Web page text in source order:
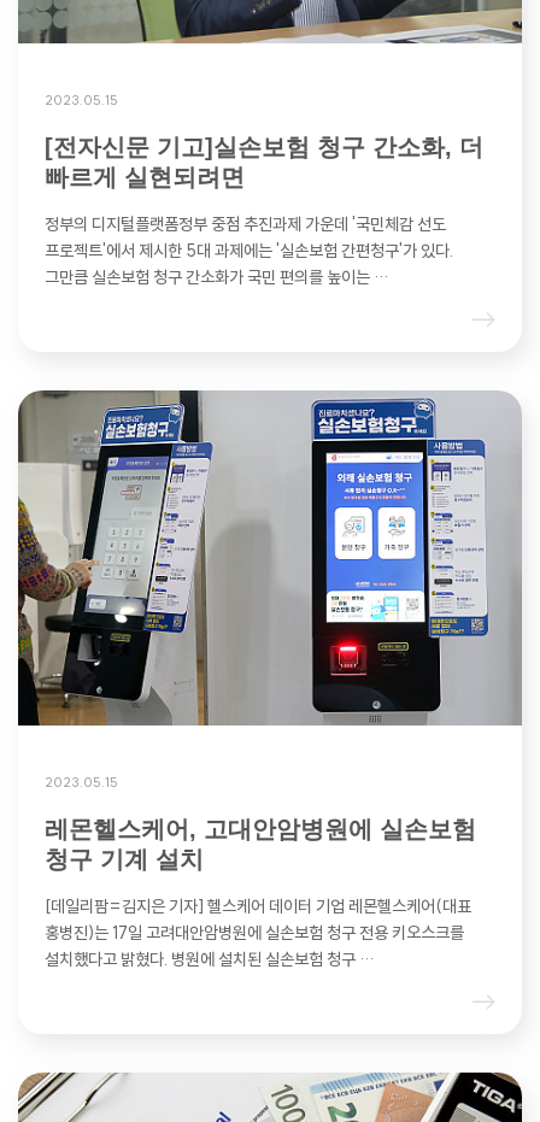
2023.05.15
[전자신문 기고]실손보험 청구 간소화, 더
빠르게 실현되려면
정부의 디지털플랫폼정부 중점 추진과제 가운데 '국민체감 선도
프로젝트'에서 제시한 5대 과제에는 '실손보험 간편청구'가 있다.
그만큼 실손보험 청구 간소화가 국민 편의를 높이는 …
2023.05.15
레몬헬스케어, 고대안암병원에 실손보험
청구 기계 설치
[데일리팜=김지은 기자] 헬스케어 데이터 기업 레몬헬스케어(대표
홍병진)는 17일 고려대안암병원에 실손보험 청구 전용 키오스크를
설치했다고 밝혔다. 병원에 설치된 실손보험 청구 …